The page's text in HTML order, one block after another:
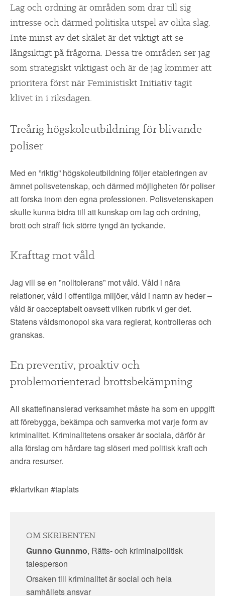
SÖK
Lag och ordning är områden som drar till sig
intresse och därmed politiska utspel av olika slag.
Inte minst av det skälet är det viktigt att se
långsiktigt på frågorna. Dessa tre områden ser jag
som strategiskt viktigast och är de jag kommer att
prioritera först när Feministiskt Initiativ tagit
klivet in i riksdagen.
Treårig högskoleutbildning för blivande
poliser
Med en ”riktig” högskoleutbildning följer etableringen av
ämnet polisvetenskap, och därmed möjligheten för poliser
att forska inom den egna professionen. Polisvetenskapen
skulle kunna bidra till att kunskap om lag och ordning,
brott och straff fick större tyngd än tyckande.
Krafttag mot våld
Jag vill se en ”nolltolerans” mot våld. Våld i nära
relationer, våld i offentliga miljöer, våld i namn av heder –
våld är oacceptabelt oavsett vilken rubrik vi ger det.
Statens våldsmonopol ska vara reglerat, kontrolleras och
granskas.
En preventiv, proaktiv och
problemorienterad brottsbekämpning
All skattefinansierad verksamhet måste ha som en uppgift
att förebygga, bekämpa och samverka mot varje form av
kriminalitet. Kriminalitetens orsaker är sociala, därför är
alla förslag om hårdare tag slöseri med politisk kraft och
andra resurser.
#klartvikan #taplats
OM SKRIBENTEN
Gunno Gunnmo, Rätts- och kriminalpolitisk
talesperson
Orsaken till kriminalitet är social och hela
samhällets ansvar